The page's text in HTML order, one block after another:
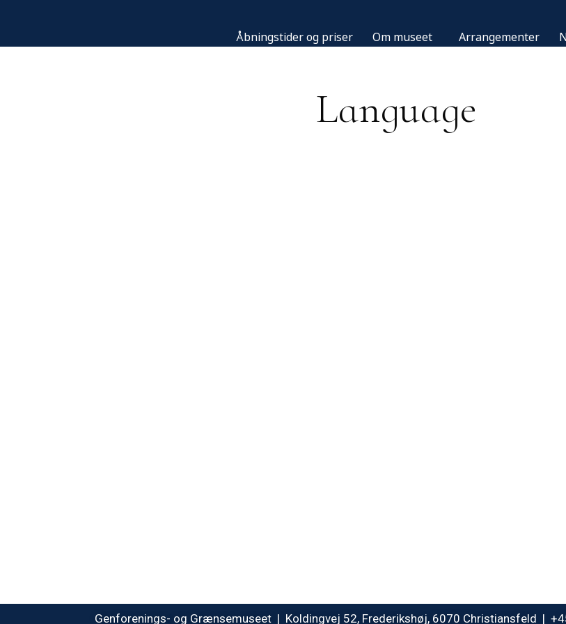
Åbningstider og priser Om museet Arrangementer
Language
Genforenings- og Grænsemuseet | Koldingvej 52, Frederikshøj, 6070 Christiansfeld |